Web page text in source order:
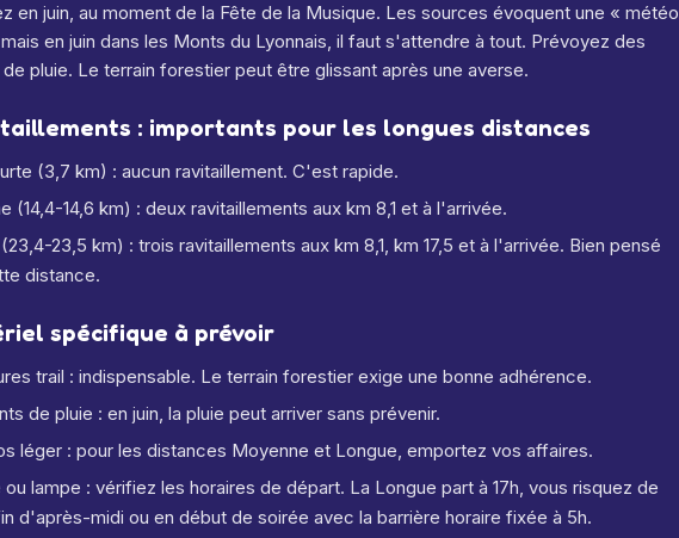
en juin, au moment de la Fête de la Musique. Les sources évoquent une « météo
en juin dans les Monts du Lyonnais, il faut s'attendre à tout. Prévoyez des
pluie. Le terrain forestier peut être glissant après une averse.
: importants pour les longues distances
(3,7 km) : aucun ravitaillement. C'est rapide.
(14,4-14,6 km) : deux ravitaillements aux km 8,1 et à l'arrivée.
23,5 km) : trois ravitaillements aux km 8,1, km 17,5 et à l'arrivée. Bien pensé
distance.
spécifique à prévoir
trail : indispensable. Le terrain forestier exige une bonne adhérence.
de pluie : en juin, la pluie peut arriver sans prévenir.
léger : pour les distances Moyenne et Longue, emportez vos affaires.
ou lampe : vérifiez les horaires de départ. La Longue part à 17h, vous risquez de
d'après-midi ou en début de soirée avec la barrière horaire fixée à 5h.